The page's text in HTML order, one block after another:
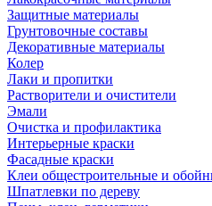
Защитные материалы
Грунтовочные составы
Декоративные материалы
Колер
Лаки и пропитки
Растворители и очистители
Эмали
Очистка и профилактика
Интерьерные краски
Фасадные краски
Клеи общестроительные и
Шпатлевки по дереву